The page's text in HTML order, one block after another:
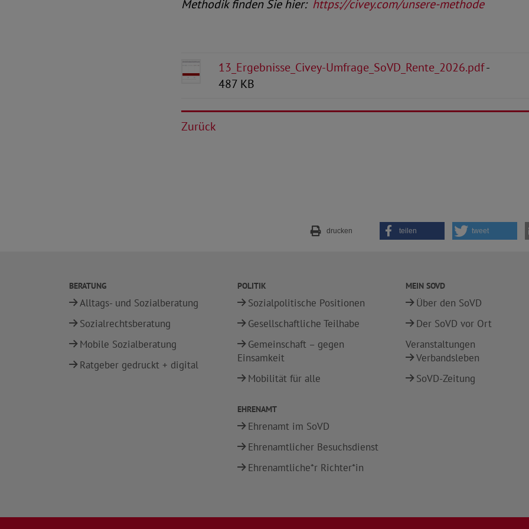
Methodik finden Sie hier: https://civey.com/unsere-methode
13_Ergebnisse_Civey-Umfrage_SoVD_Rente_2026.pdf-
487 KB
Zurück
drucken teilen tweet
BERATUNG
Alltags- und Sozialberatung
Sozialrechtsberatung
Mobile Sozialberatung
Ratgeber gedruckt + digital
POLITIK
Sozialpolitische Positionen
Gesellschaftliche Teilhabe
Gemeinschaft – gegen
Einsamkeit
Mobilität für alle
EHRENAMT
Ehrenamt im SoVD
Ehrenamtlicher Besuchsdienst
Ehrenamtliche*r Richter*in
MEIN SOVD
Über den SoVD
Der SoVD vor Ort
Veranstaltungen
Verbandsleben
SoVD-Zeitung